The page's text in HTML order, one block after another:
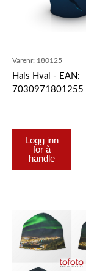
Varenr: 180125
Hals Hval - EAN:
7030971801255
Logg inn
for å
handle